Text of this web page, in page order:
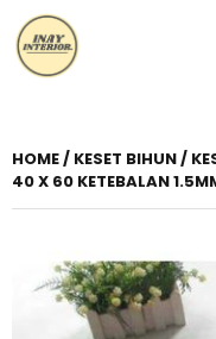
HOME/ KESET BIHUN/
40 X 60 KETEBALAN